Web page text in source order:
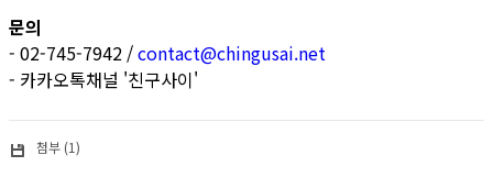
문의
- 02-745-7942 /contact@chingusai.net
- 카카오톡채널 '친구사이'
첨부 (1)